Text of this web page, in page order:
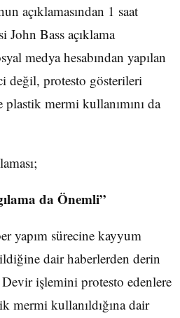
açıklamasından 1 saat
Bass açıklama
medya hesabından yapılan
değil, protesto gösterileri
plastik mermi kullanımını da
da Önemli”
yapım sürecine kayyum
dair haberlerden derin
işlemini protesto edenlere
mermi kullanıldığına dair